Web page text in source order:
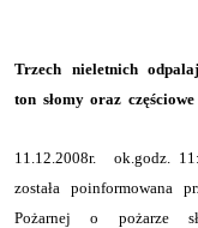
Trzech nieletnich
ton słomy oraz
11.12.2008r. ok.godz.
została poinformowana
Pożarnej o pożarze